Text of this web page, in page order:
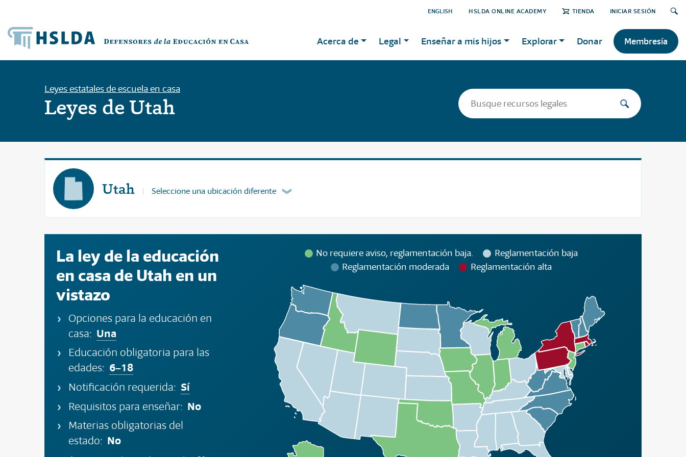
HSLDA ONLINE ACADEMY TIENDA INICIAR SESIÓN
ENGLISH
Acerca de Legal Enseñar a mis hijos Explorar Donar Membresía
Leyes estatales de escuela en casa
Leyes de Utah
Utah Seleccione una ubicación diferente
La ley de la educación
en casa de Utah en un
vistazo
Opciones para la educación en
casa: Una
Educación obligatoria para las
edades: 6–18
Notificación requerida: Sí
Requisitos para enseñar: No
Materias obligatorias del
estado: No
No requiere aviso, reglamentación baja.
Reglamentación baja
Reglamentación moderada
Reglamentación alta